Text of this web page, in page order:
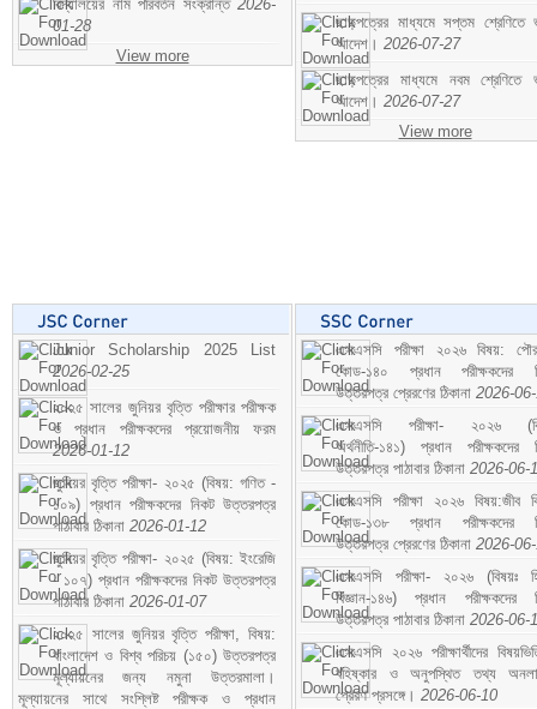
বিদ্যালয়ের নাম পরিবর্তন সংক্রান্ত 2026-
01-28
View more
ছাড়পত্রের মাধ্যমে সপ্তম শ্রেণিতে
আদেশ। 2026-07-27
ছাড়পত্রের মাধ্যমে নবম শ্রেণিতে
আদেশ। 2026-07-27
View more
Junior Scholarship 2025 List
2026-02-25
২০২৫ সালের জুনিয়র বৃত্তি পরীক্ষার পরীক্ষক
ও প্রধান পরীক্ষকদের প্রয়োজনীয় ফরম
2026-01-12
জুনিয়র বৃত্তি পরীক্ষা- ২০২৫ (বিষয়: গণিত -
১০৯) প্রধান পরীক্ষকদের নিকট উত্তরপত্র
পাঠাবার ঠিকানা 2026-01-12
জুনিয়র বৃত্তি পরীক্ষা- ২০২৫ (বিষয়: ইংরেজি
- ১০৭) প্রধান পরীক্ষকদের নিকট উত্তরপত্র
পাঠাবার ঠিকানা 2026-01-07
২০২৫ সালের জুনিয়র বৃত্তি পরীক্ষা, বিষয়:
বাংলাদেশ ও বিশ্ব পরিচয় (১৫০) উত্তরপত্র
মূল্যায়নের জন্য নমুনা উত্তরমালা।
মূল্যায়নের সাথে সংশ্লিষ্ট পরীক্ষক ও প্রধান
এসএসসি পরীক্ষা ২০২৬ বিষয়:
কোড-১৪০ প্রধান পরীক্ষকদের
উত্তরপত্র প্রেরণের ঠিকানা 2026-
এসএসসি পরীক্ষা- ২০২৬
অর্থনীতি-১৪১) প্রধান পরীক্ষকদের
উত্তরপত্র পাঠাবার ঠিকানা 2026-06-
এসএসসি পরীক্ষা ২০২৬ বিষয়:জীব
কোড-১৩৮ প্রধান পরীক্ষকদের
উত্তরপত্র প্রেরণের ঠিকানা 2026-
এসএসসি পরীক্ষা- ২০২৬ (বিষয়ঃ
বিজ্ঞান-১৪৬) প্রধান পরীক্ষকদের
উত্তরপত্র পাঠাবার ঠিকানা 2026-06-
এসএসসি ২০২৬ পরীক্ষার্থীদের
বহিষ্কার ও অনুপস্থিত তথ্য
প্রেরণ প্রসঙ্গে। 2026-06-10